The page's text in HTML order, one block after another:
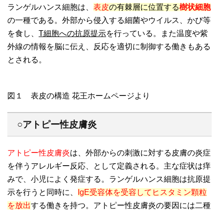
ランゲルハンス細胞は、 表皮の有棘層に位置する樹状細胞
の一種である。外部から侵入する細菌やウイルス、かび等
を食し、 T細胞への抗原提示を行っている。また温度や紫
外線の情報を脳に伝え、反応を適切に制御する働きもある
とされる。
図１ 表皮の構造 花王ホームページより
○アトピー性皮膚炎
アトピー性皮膚炎は、外部からの刺激に対する皮膚の炎症
を伴うアレルギー反応、として定義される。主な症状は痒
みで、小児によく発症する。ランゲルハンス細胞は抗原提
示を行うと同時に、
IgE受容体を受容してヒスタミン顆粒
を放出する働きを持つ。アトピー性皮膚炎の要因には二種